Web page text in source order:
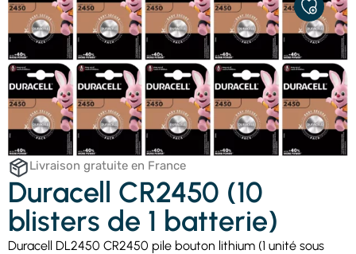
AJOUTER
À
MES
FAVORIS
Livraison gratuite en France
Duracell CR2450 (10
blisters de 1 batterie)
Duracell DL2450 CR2450 pile bouton lithium (1 unité sous